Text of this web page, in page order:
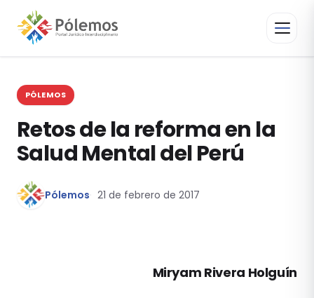
PÓLEMOS
Retos de la reforma en la
Salud Mental del Perú
Pólemos 21 de febrero de 2017
Miryam Rivera Holguín